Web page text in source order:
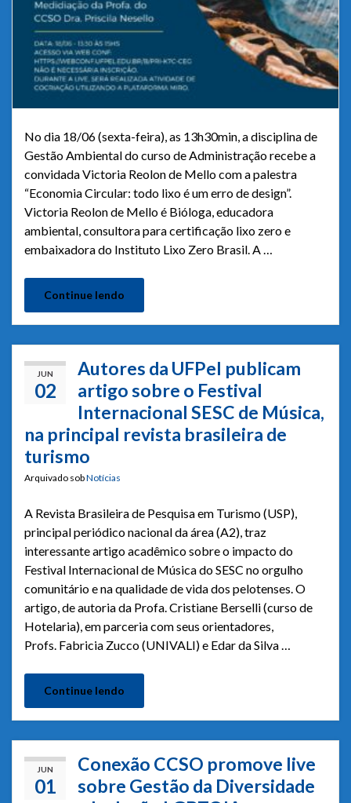
No dia 18/06 (sexta-feira), as 13h30min, a disciplina de
Gestão Ambiental do curso de Administração recebe a
convidada Victoria Reolon de Mello com a palestra
“Economia Circular: todo lixo é um erro de design”.
Victoria Reolon de Mello é Bióloga, educadora
ambiental, consultora para certificação lixo zero e
embaixadora do Instituto Lixo Zero Brasil. A …
Continue lendo
JUN
02
Autores da UFPel publicam
artigo sobre o Festival
Internacional SESC de Música,
na principal revista brasileira de
turismo
Arquivado sobNotícias
A Revista Brasileira de Pesquisa em Turismo (USP),
principal periódico nacional da área (A2), traz
interessante artigo acadêmico sobre o impacto do
Festival Internacional de Música do SESC no orgulho
comunitário e na qualidade de vida dos pelotenses. O
artigo, de autoria da Profa. Cristiane Berselli (curso de
Hotelaria), em parceria com seus orientadores,
Profs. Fabricia Zucco (UNIVALI) e Edar da Silva …
Continue lendo
JUN
01
Conexão CCSO promove live
sobre Gestão da Diversidade